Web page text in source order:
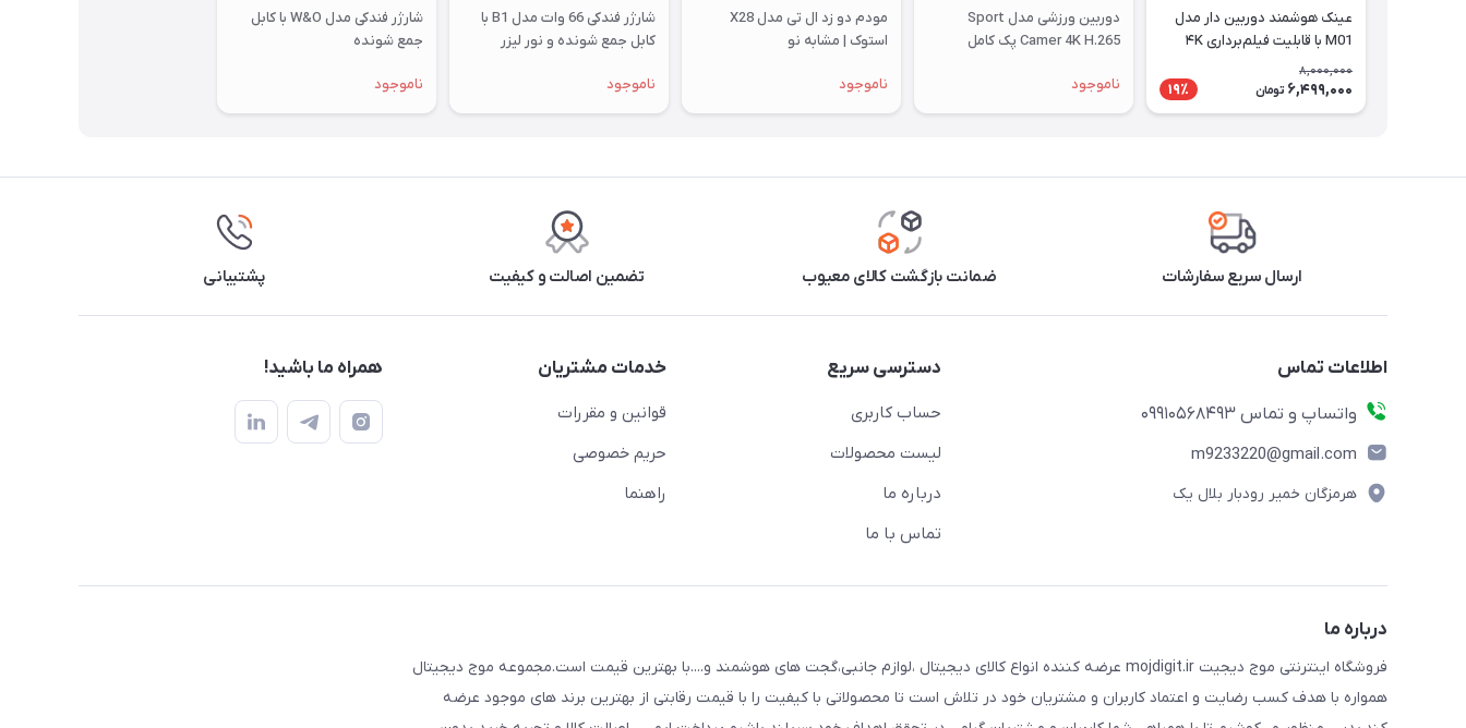
عینک هوشمند دوربین دار مدل
M01 با قابلیت فیلم‌برداری ۴K
8,000,000
6,499,000 تومان 19٪
دوربین ورزشی مدل Sport
Camer 4K H.265 پک کامل
ناموجود
مودم دو زد ال تی مدل X28
استوک | مشابه نو
ناموجود
شارژر فندکی 66 وات مدل B1 با
کابل جمع شونده و نور لیزر
ناموجود
شارژر فندکی مدل W&O با کابل
جمع شونده
ناموجود
ارسال سریع سفارشات ضمانت بازگشت کالای معیوب تضمین اصالت و کیفیت پشتیبانی
اطلاعات تماس
واتساپ و تماس 09910568493
m9233220@gmail.com
هرمزگان خمیر رودبار بلال یک
دسترسی سریع
حساب کاربری
لیست محصولات
درباره ما
تماس با ما
خدمات مشتریان
قوانین و مقررات
حریم خصوصی
راهنما
همراه ما باشید!
درباره ما
فروشگاه اینترنتی موج دیجیت mojdigit.ir عرضه کننده انواع کالای دیجیتال ،لوازم جانبی،گجت های هوشمند و....با بهترین قیمت است.مجموعه موج دیجیتال
همواره با هدف کسب رضایت و اعتماد کاربران و مشتریان خود در تلاش است تا محصولاتی با کیفیت را با قیمت رقابتی از بهترین برند های موجود عرضه